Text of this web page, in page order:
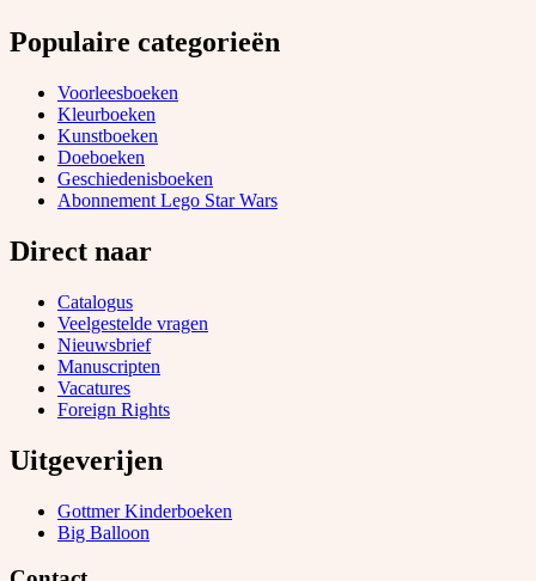
Populaire categorieën
Voorleesboeken
Kleurboeken
Kunstboeken
Doeboeken
Geschiedenisboeken
Abonnement Lego Star Wars
Direct naar
Catalogus
Veelgestelde vragen
Nieuwsbrief
Manuscripten
Vacatures
Foreign Rights
Uitgeverijen
Gottmer Kinderboeken
Big Balloon